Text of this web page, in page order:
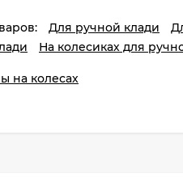
Для ручной клади
На колесиках для
на колесах